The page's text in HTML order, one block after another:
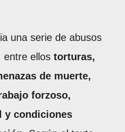
una serie de abusos
entre ellos torturas,
de muerte,
forzoso,
y condiciones